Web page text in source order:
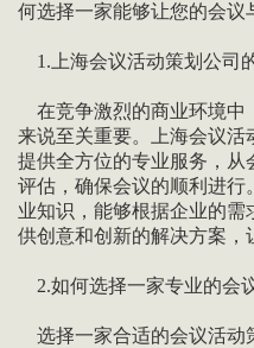
何选择一家能够让您的会议
1.上海会议活动策划公司
在竞争激烈的商业环境中
来说至关重要。上海会议活
提供全方位的专业服务，从
评估，确保会议的顺利进
业知识，能够根据企业的
供创意和创新的解决方案，
2.如何选择一家专业的会
选择一家合适的会议活动